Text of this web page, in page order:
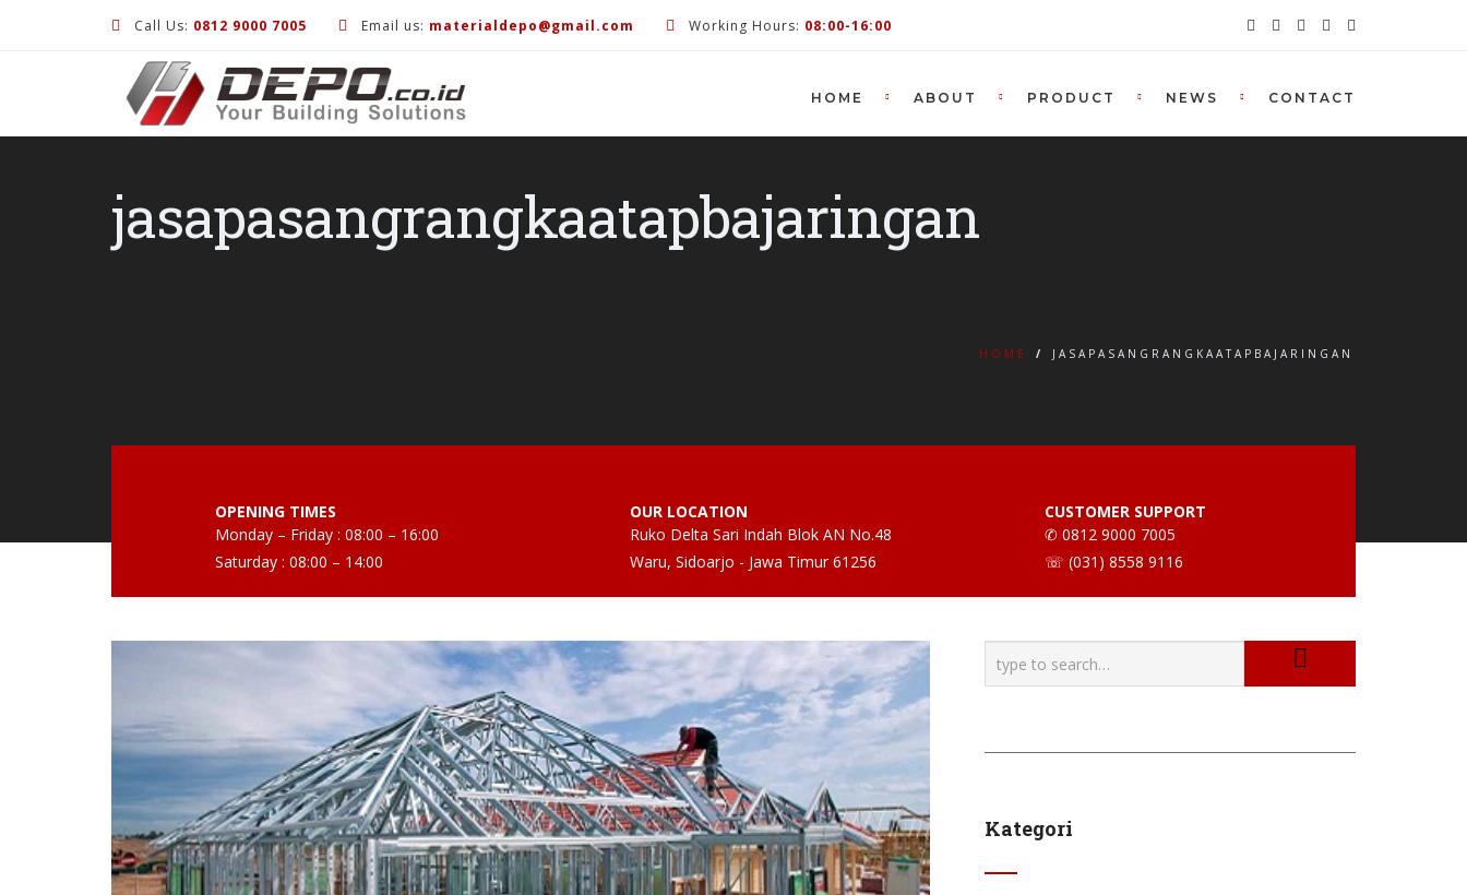
Call Us: 0812 9000 7005 Email us: materialdepo@gmail.com Working Hours: 08:00-16:00
HOME ABOUT PRODUCT NEWS CONTACT
jasapasangrangkaatapbajaringan
HOME / JASAPASANGRANGKAATAPBAJARINGAN
OPENING TIMES
Monday – Friday : 08:00 – 16:00
Saturday : 08:00 – 14:00
OUR LOCATION
Ruko Delta Sari Indah Blok AN No.48
Waru, Sidoarjo - Jawa Timur 61256
CUSTOMER SUPPORT
✆ 0812 9000 7005
☏ (031) 8558 9116
Kategori